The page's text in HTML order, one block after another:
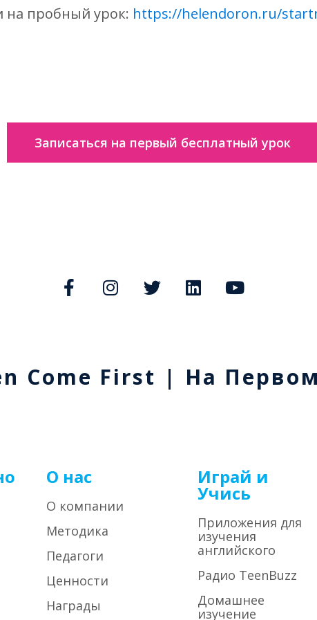
на пробный урок: https://helendoron.ru/
Записаться на первый бесплатный урок
Come First | На
О нас
О компании
Методика
Педагоги
Ценности
Награды
Играй и
Учись
Приложения для
изучения
английского
Радио TeenBuzz
Домашнее
изучение